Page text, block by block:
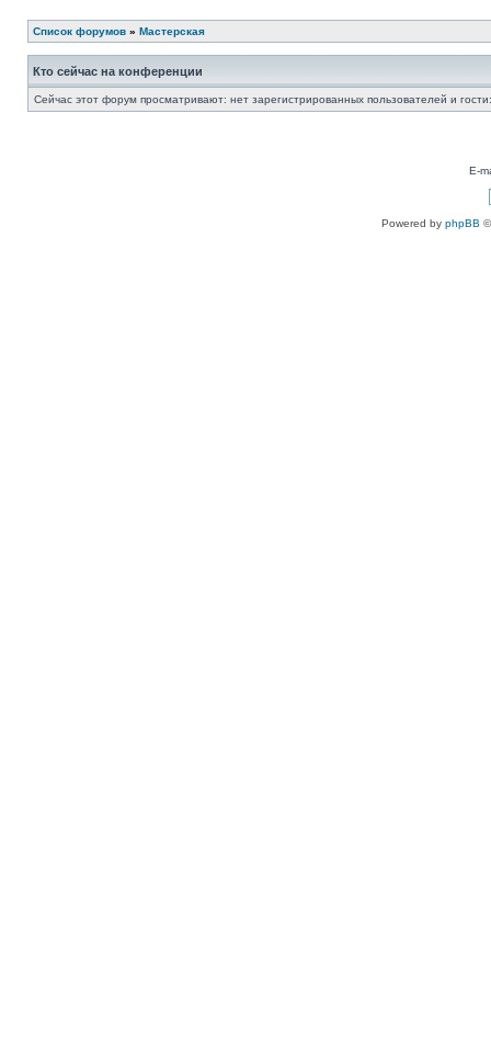
Список форумов » Мастерская
Кто сейчас на конференции
Сейчас этот форум просматривают: нет зарегистрированных пользователей и
E-
Powered by phpBB